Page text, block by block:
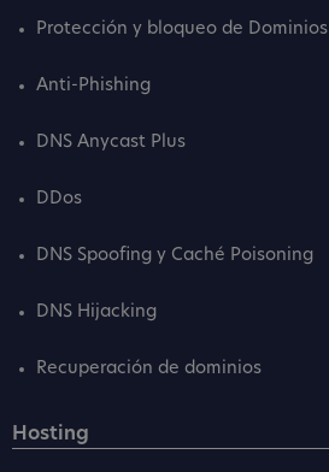
Protección y bloqueo de Dominios
Anti-Phishing
DNS Anycast Plus
DDos
DNS Spoofing y Caché Poisoning
DNS Hijacking
Recuperación de dominios
Hosting